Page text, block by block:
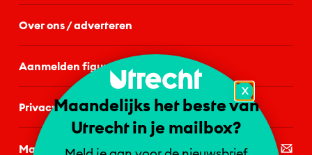
Over ons / adverteren
Aanmelden figurant
Privacystatement
Mail de redactie
X
Maandelijks het beste van
Utrecht in je mailbox?